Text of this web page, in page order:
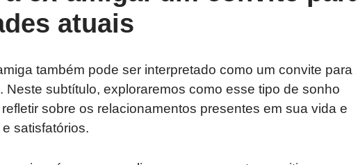
atuais
também pode ser interpretado como um convite para
Neste subtítulo, exploraremos como esse tipo de sonho
sobre os relacionamentos presentes em sua vida e
satisfatórios.